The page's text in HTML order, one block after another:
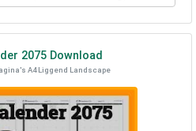
2075 Download
A4 Liggend Landscape